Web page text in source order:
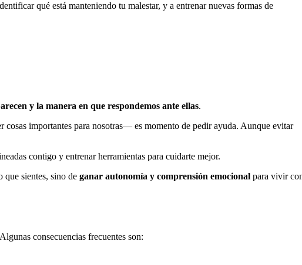
qué está manteniendo tu malestar, y a entrenar nuevas formas de
y la manera en que respondemos ante ellas.
importantes para nosotras— es momento de pedir ayuda. Aunque evitar
contigo y entrenar herramientas para cuidarte mejor.
que sientes, sino de ganar autonomía y comprensión emocional para vivir
consecuencias frecuentes son: